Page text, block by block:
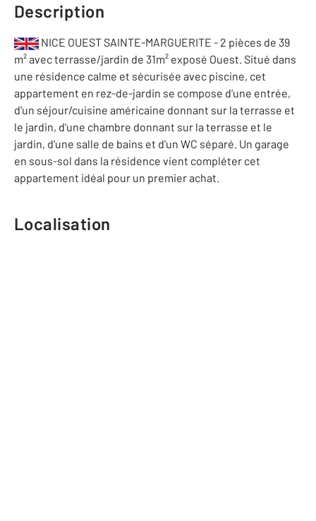
Description
NICE OUEST SAINTE-MARGUERITE - 2 pièces de 39
m² avec terrasse/jardin de 31m² exposé Ouest. Situé dans
une résidence calme et sécurisée avec piscine, cet
appartement en rez-de-jardin se compose d'une entrée,
d'un séjour/cuisine américaine donnant sur la terrasse et
le jardin, d'une chambre donnant sur la terrasse et le
jardin, d'une salle de bains et d'un WC séparé. Un garage
en sous-sol dans la résidence vient compléter cet
appartement idéal pour un premier achat.
Localisation